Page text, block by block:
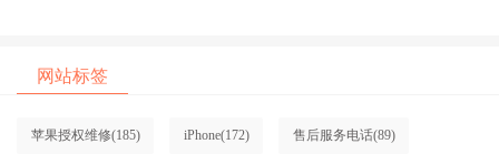
网站标签
苹果授权维修(185) iPhone(172) 售后服务电话(89)